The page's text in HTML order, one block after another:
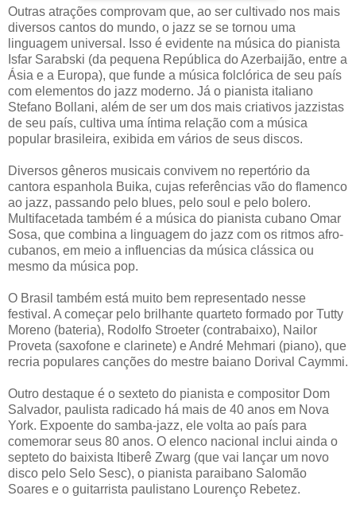
Outras atrações comprovam que, ao ser cultivado nos mais
diversos cantos do mundo, o jazz se se tornou uma
linguagem universal. Isso é evidente na música do pianista
Isfar Sarabski (da pequena República do Azerbaijão, entre a
Ásia e a Europa), que funde a música folclórica de seu país
com elementos do jazz moderno. Já o pianista italiano
Stefano Bollani, além de ser um dos mais criativos jazzistas
de seu país, cultiva uma íntima relação com a música
popular brasileira, exibida em vários de seus discos.
Diversos gêneros musicais convivem no repertório da
cantora espanhola Buika, cujas referências vão do flamenco
ao jazz, passando pelo blues, pelo soul e pelo bolero.
Multifacetada também é a música do pianista cubano Omar
Sosa, que combina a linguagem do jazz com os ritmos afro-
cubanos, em meio a influencias da música clássica ou
mesmo da música pop.
O Brasil também está muito bem representado nesse
festival. A começar pelo brilhante quarteto formado por Tutty
Moreno (bateria), Rodolfo Stroeter (contrabaixo), Nailor
Proveta (saxofone e clarinete) e André Mehmari (piano), que
recria populares canções do mestre baiano Dorival Caymmi.
Outro destaque é o sexteto do pianista e compositor Dom
Salvador, paulista radicado há mais de 40 anos em Nova
York. Expoente do samba-jazz, ele volta ao país para
comemorar seus 80 anos. O elenco nacional inclui ainda o
septeto do baixista Itiberê Zwarg (que vai lançar um novo
disco pelo Selo Sesc), o pianista paraibano Salomão
Soares e o guitarrista paulistano Lourenço Rebetez.